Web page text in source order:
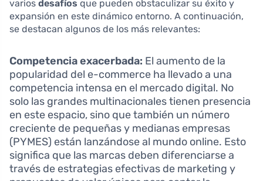
varios desafíos que pueden obstaculizar su éxito y
expansión en este dinámico entorno. A continuación,
se destacan algunos de los más relevantes:
Competencia exacerbada: El aumento de la
popularidad del e-commerce ha llevado a una
competencia intensa en el mercado digital. No
solo las grandes multinacionales tienen presencia
en este espacio, sino que también un número
creciente de pequeñas y medianas empresas
(PYMES) están lanzándose al mundo online. Esto
significa que las marcas deben diferenciarse a
través de estrategias efectivas de marketing y